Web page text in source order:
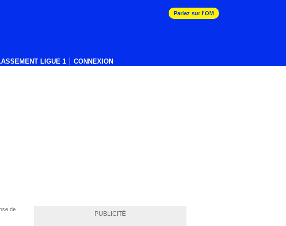
LIGUE 1 CONNEXION
Pariez sur l'OM
PUBLICITÉ
de